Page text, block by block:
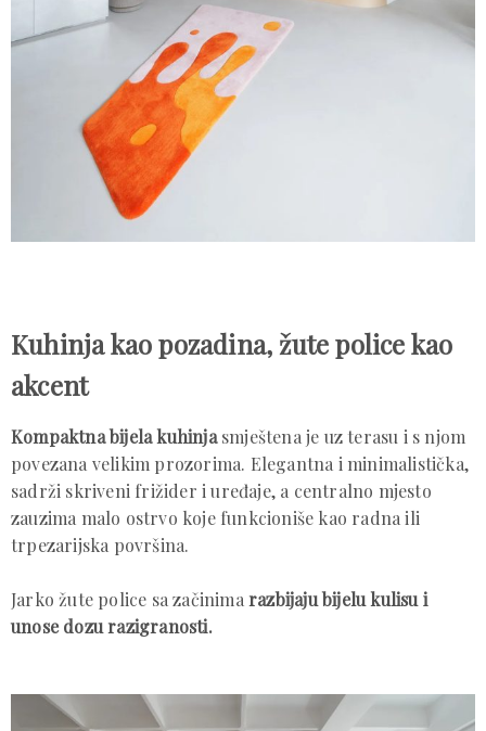
Kuhinja kao pozadina, žute police kao
akcent
Kompaktna bijela kuhinjasmještena je uz terasu i s njom
povezana velikim prozorima. Elegantna i minimalistička,
sadrži skriveni frižider i uređaje, a centralno mjesto
zauzima malo ostrvo koje funkcioniše kao radna ili
trpezarijska površina.
Jarko žute police sa začinimarazbijaju bijelu kulisu i
unose dozu razigranosti.